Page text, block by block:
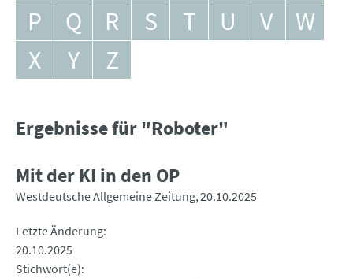
P
Q R S T U V
W
X
Y Z
Ergebnisse für "Roboter"
Mit der KI in den OP
Westdeutsche Allgemeine Zeitung 20.10.2025
Letzte Änderung
20.10.2025
Stichwort(e)